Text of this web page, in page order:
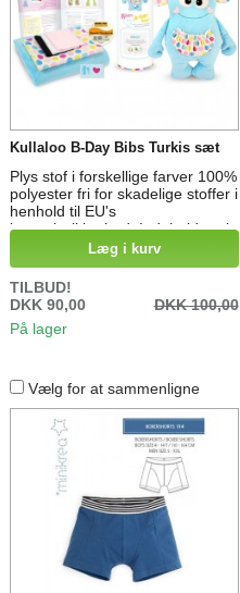
Kullaloo B-Day Bibs Turkis sæt
Plys stof i forskellige farver 100%
polyester fri for skadelige stoffer i
henhold til EU's
legetøjssikkerhed. Indeholder alt
du skal bruge for at lave denne
søde b-Day Bibs i blå
Læg i kurv
TILBUD!
DKK 90,00
DKK 100,00
På lager
Vælg for at sammenligne